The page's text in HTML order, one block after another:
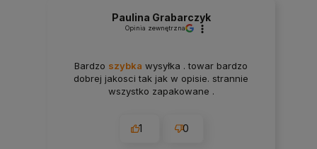
Paulina Grabarczyk
Opinia zewnętrzna
Bardzo szybka wysyłka . towar bardzo
dobrej jakosci tak jak w opisie. strannie
wszystko zapakowane .
1 0